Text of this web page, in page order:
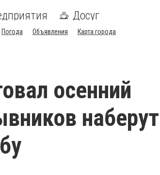
Досуг
Погода Объявления Карта города
осенний
наберут